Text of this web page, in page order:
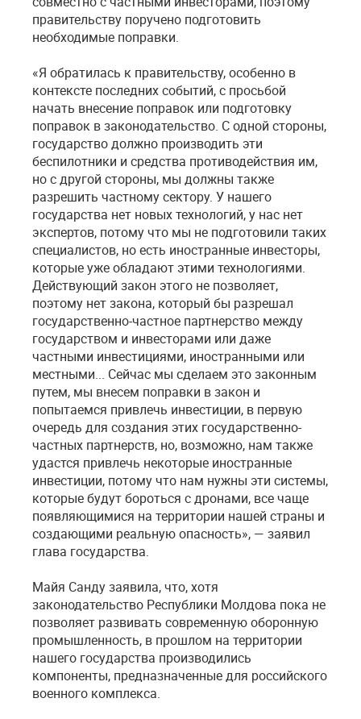
правительству поручено подготовить
необходимые поправки.
«Я обратилась к правительству, особенно в
контексте последних событий, с просьбой
начать внесение поправок или подготовку
поправок в законодательство. С одной стороны,
государство должно производить эти
беспилотники и средства противодействия им,
но с другой стороны, мы должны также
разрешить частному сектору. У нашего
государства нет новых технологий, у нас нет
экспертов, потому что мы не подготовили таких
специалистов, но есть иностранные инвесторы,
которые уже обладают этими технологиями.
Действующий закон этого не позволяет,
поэтому нет закона, который бы разрешал
государственно-частное партнерство между
государством и инвесторами или даже
частными инвестициями, иностранными или
местными... Сейчас мы сделаем это законным
путем, мы внесем поправки в закон и
попытаемся привлечь инвестиции, в первую
очередь для создания этих государственно-
частных партнерств, но, возможно, нам также
удастся привлечь некоторые иностранные
инвестиции, потому что нам нужны эти системы,
которые будут бороться с дронами, все чаще
появляющимися на территории нашей страны и
создающими реальную опасность», — заявил
глава государства.
Майя Санду заявила, что, хотя
законодательство Республики Молдова пока не
позволяет развивать современную оборонную
промышленность, в прошлом на территории
нашего государства производились
компоненты, предназначенные для российского
военного комплекса.